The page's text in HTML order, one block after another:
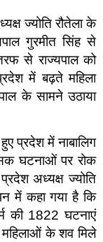
ज्योति रौतेला के
गुरमीत सिंह से
से राज्यपाल को
में बढ़ते महिला
के सामने उठाया
प्रदेश में नाबालिग
घटनाओं पर रोक
अध्यक्ष ज्योति
में कहा गया है कि
की 1822 घटनाएं
के शव मिले